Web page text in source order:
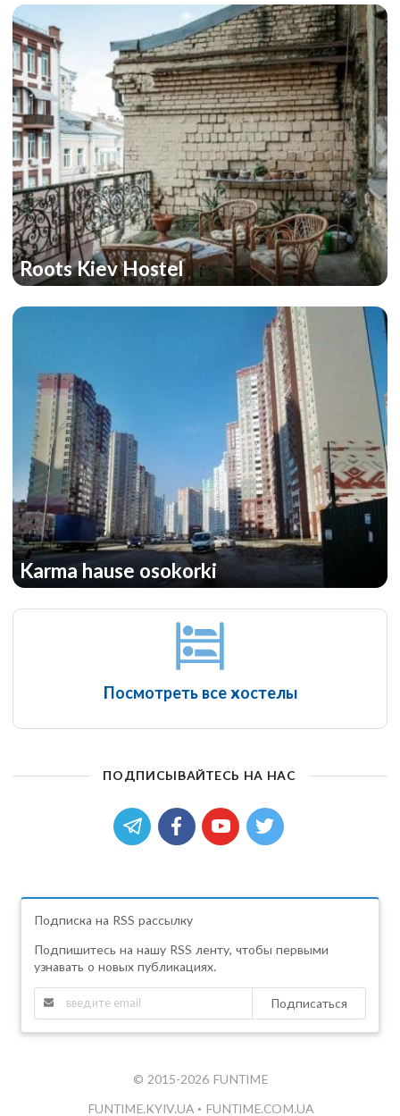
Roots Kiev Hostel
Karma hause osokorki
Посмотреть все хостелы
ПОДПИСЫВАЙТЕСЬ НА НАС
Подписка на RSS рассылку
Подпишитесь на нашу RSS ленту, чтобы первыми
узнавать о новых публикациях.
Подписаться
© 2015-2026 FUNTIME
FUNTIME.KYIV.UA • FUNTIME.COM.UA